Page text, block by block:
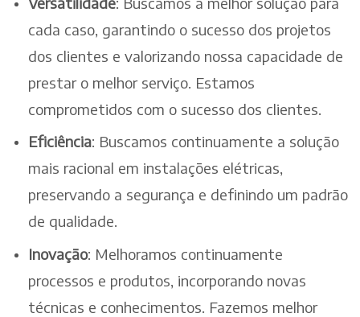
cada caso, garantindo o sucesso dos projetos
dos clientes e valorizando nossa capacidade de
prestar o melhor serviço. Estamos
comprometidos com o sucesso dos clientes.
Eficiência: Buscamos continuamente a solução
mais racional em instalações elétricas,
preservando a segurança e definindo um padrão
de qualidade.
Inovação: Melhoramos continuamente
processos e produtos, incorporando novas
técnicas e conhecimentos. Fazemos melhor